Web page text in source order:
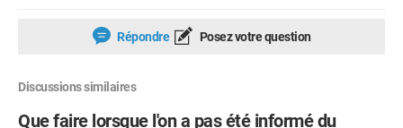
Répondre Posez votre question
Discussions similaires
Que faire lorsque l'on a pas été informé du